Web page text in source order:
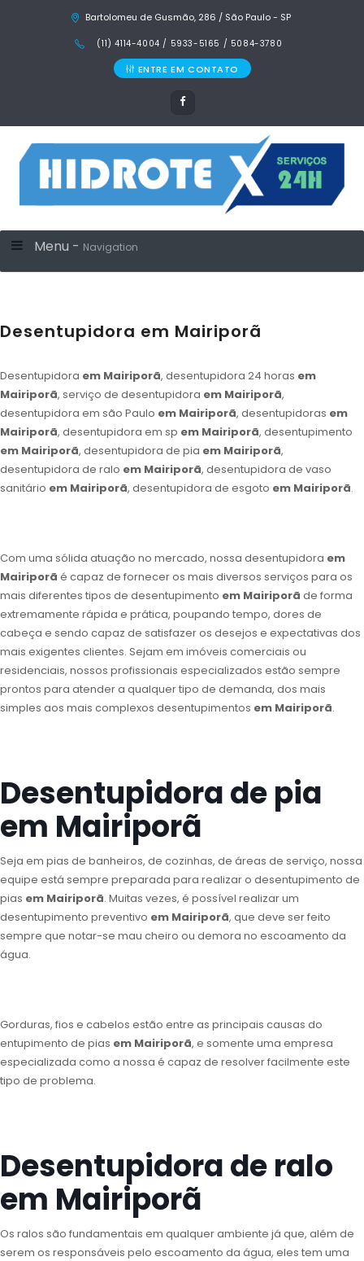
Bartolomeu de Gusmão, 286 / São Paulo - SP
(11) 4114-4004 / 5933-5165 / 5084-3780
ENTRE EM CONTATO
Menu - Navigation
Desentupidora em Mairiporã
Desentupidora em Mairiporã, desentupidora 24 horas em
Mairiporã, serviço de desentupidora em Mairiporã,
desentupidora em são Paulo em Mairiporã, desentupidoras em
Mairiporã, desentupidora em sp em Mairiporã, desentupimento
em Mairiporã, desentupidora de pia em Mairiporã,
desentupidora de ralo em Mairiporã, desentupidora de vaso
sanitário em Mairiporã, desentupidora de esgoto em Mairiporã.
Com uma sólida atuação no mercado, nossa desentupidora em
Mairiporã é capaz de fornecer os mais diversos serviços para os
mais diferentes tipos de desentupimento em Mairiporã de forma
extremamente rápida e prática, poupando tempo, dores de
cabeça e sendo capaz de satisfazer os desejos e expectativas dos
mais exigentes clientes. Sejam em imóveis comerciais ou
residenciais, nossos profissionais especializados estão sempre
prontos para atender a qualquer tipo de demanda, dos mais
simples aos mais complexos desentupimentos em Mairiporã.
Desentupidora de pia
em Mairiporã
Seja em pias de banheiros, de cozinhas, de áreas de serviço, nossa
equipe está sempre preparada para realizar o desentupimento de
pias em Mairiporã. Muitas vezes, é possível realizar um
desentupimento preventivo em Mairiporã, que deve ser feito
sempre que notar-se mau cheiro ou demora no escoamento da
água.
Gorduras, fios e cabelos estão entre as principais causas do
entupimento de pias em Mairiporã, e somente uma empresa
especializada como a nossa é capaz de resolver facilmente este
tipo de problema.
Desentupidora de ralo
em Mairiporã
Os ralos são fundamentais em qualquer ambiente já que, além de
serem os responsáveis pelo escoamento da água, eles tem uma